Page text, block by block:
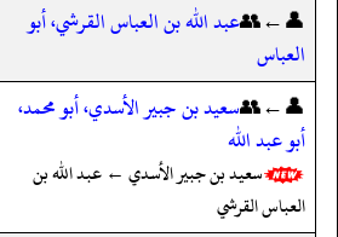
👤←👥عبد الله بن العباس القرشي، أبو
العباس
👤←👥سعيد بن جبير الأسدي، أبو محمد،
أبو عبد الله
سعيد بن جبير الأسدي ← عبد الله بن
العباس القرشي